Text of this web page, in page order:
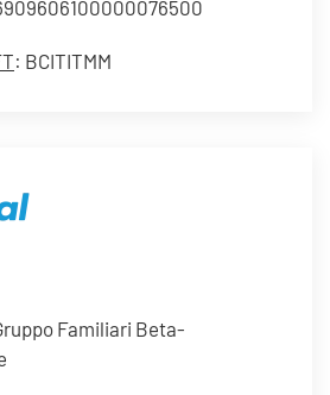
: BCITITMM
Familiari Beta-